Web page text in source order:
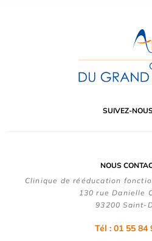
SUIVEZ-
NOUS
Clinique de rééducation
130 rue Danielle
93200 Saint-
Tél : 01 55 84